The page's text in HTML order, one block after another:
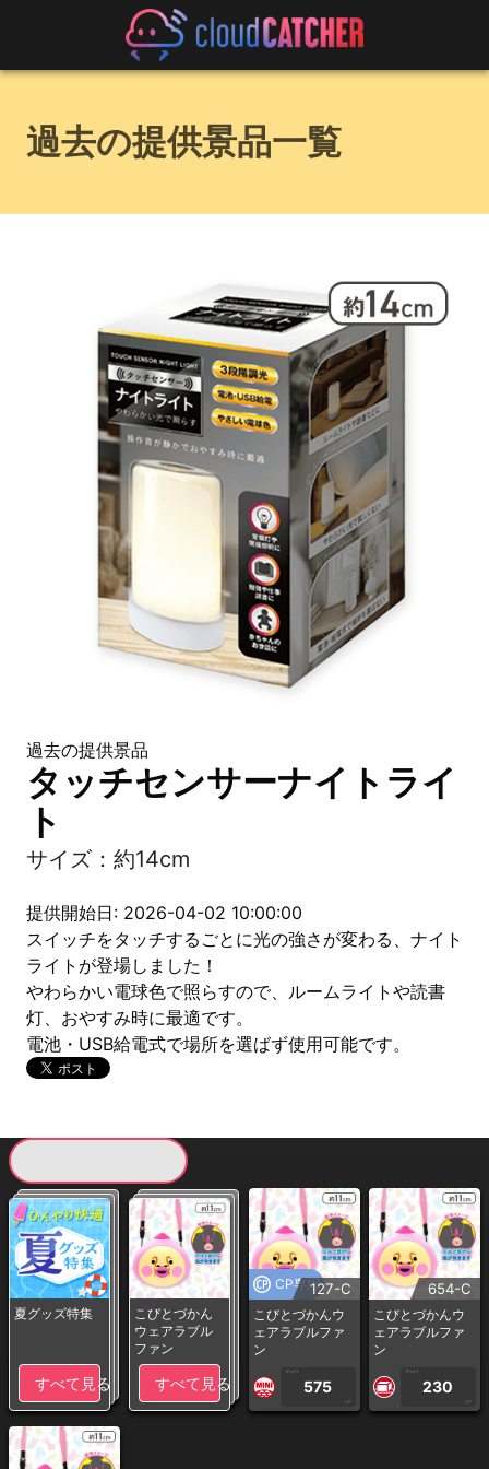
過去の提供景品一覧
過去の提供景品
タッチセンサーナイトライ
ト
サイズ：約14cm
提供開始日: 2026-04-02 10:00:00
スイッチをタッチするごとに光の強さが変わる、ナイト
ライトが登場しました！
やわらかい電球色で照らすので、ルームライトや読書
灯、おやすみ時に最適です。
電池・USB給電式で場所を選ばず使用可能です。
夏グッズ特集
すべて見る
こびとづかん
ウェアラブル
ファン
すべて見る
CP専用127-C
こびとづかんウ
ェアラブルファ
ン
1PLAY
575
CP
654-C
こびとづかんウ
ェアラブルファ
ン
1PLAY
230
CP